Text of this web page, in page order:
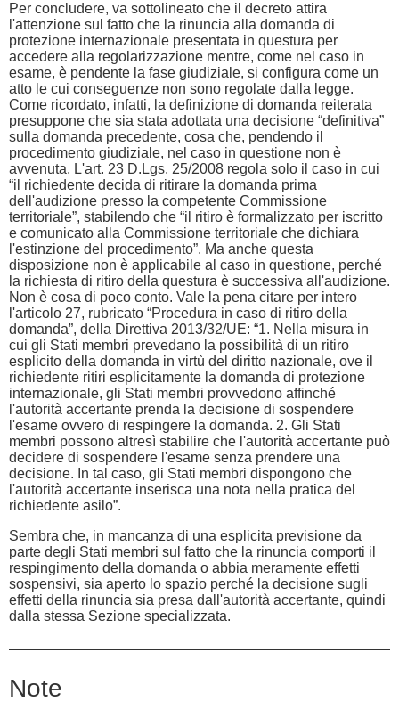
Per concludere, va sottolineato che il decreto attira
l'attenzione sul fatto che la rinuncia alla domanda di
protezione internazionale presentata in questura per
accedere alla regolarizzazione mentre, come nel caso in
esame, è pendente la fase giudiziale, si configura come un
atto le cui conseguenze non sono regolate dalla legge.
Come ricordato, infatti, la definizione di domanda reiterata
presuppone che sia stata adottata una decisione “definitiva”
sulla domanda precedente, cosa che, pendendo il
procedimento giudiziale, nel caso in questione non è
avvenuta. L'art. 23 D.Lgs. 25/2008 regola solo il caso in cui
“il richiedente decida di ritirare la domanda prima
dell'audizione presso la competente Commissione
territoriale”, stabilendo che “il ritiro è formalizzato per iscritto
e comunicato alla Commissione territoriale che dichiara
l'estinzione del procedimento”. Ma anche questa
disposizione non è applicabile al caso in questione, perché
la richiesta di ritiro della questura è successiva all'audizione.
Non è cosa di poco conto. Vale la pena citare per intero
l'articolo 27, rubricato “Procedura in caso di ritiro della
domanda”, della Direttiva 2013/32/UE: “1. Nella misura in
cui gli Stati membri prevedano la possibilità di un ritiro
esplicito della domanda in virtù del diritto nazionale, ove il
richiedente ritiri esplicitamente la domanda di protezione
internazionale, gli Stati membri provvedono affinché
l'autorità accertante prenda la decisione di sospendere
l'esame ovvero di respingere la domanda. 2. Gli Stati
membri possono altresì stabilire che l'autorità accertante può
decidere di sospendere l'esame senza prendere una
decisione. In tal caso, gli Stati membri dispongono che
l'autorità accertante inserisca una nota nella pratica del
richiedente asilo”.
Sembra che, in mancanza di una esplicita previsione da
parte degli Stati membri sul fatto che la rinuncia comporti il
respingimento della domanda o abbia meramente effetti
sospensivi, sia aperto lo spazio perché la decisione sugli
effetti della rinuncia sia presa dall'autorità accertante, quindi
dalla stessa Sezione specializzata.
Note